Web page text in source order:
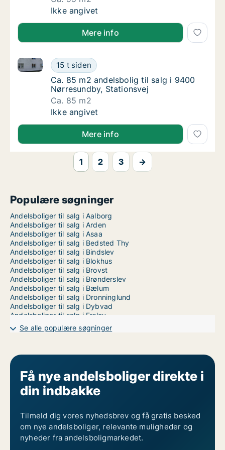
Ca. 95 m2 andelsbolig til salg i 9800
Ikke angivet
Mere info
Ca. 85 m2 andelsbolig til salg i 9400
15 t siden
Ca. 85 m2 andelsbolig til salg i 9400 Nørresundby,
Ca. 85 m2 andelsbolig til salg i 9400
Ca. 85 m2 andelsbolig til salg i 9400
Nørresundby, Stationsvej
Ca. 85 m2
Ca. 85 m2 andelsbolig til salg i 9400
Ikke angivet
Mere info
1 2 3 →
Populære søgninger
Andelsboliger til salg i Aalborg
Andelsboliger til salg i Arden
Andelsboliger til salg i Asaa
Andelsboliger til salg i Bedsted Thy
Andelsboliger til salg i Bindslev
Andelsboliger til salg i Blokhus
Andelsboliger til salg i Brovst
Andelsboliger til salg i Brønderslev
Andelsboliger til salg i Bælum
Andelsboliger til salg i Dronninglund
Andelsboliger til salg i Dybvad
Andelsboliger til salg i Erslev
Andelsboliger til salg i Farsø
Andelsboliger til salg i Fjerritslev
Andelsboliger til salg i Fårup
Andelsboliger til salg i Gandrup
Andelsboliger til salg i Gedsted
Andelsboliger til salg i Gistrup
Andelsboliger til salg i Hadsund
Andelsboliger til salg i Hanstholm
Andelsboliger til salg i Havndal
Andelsboliger til salg i Hirtshals
Andelsboliger til salg i Hjallerup
Se alle populære søgninger
Få nye andelsboliger direkte i
din indbakke
Tilmeld dig vores nyhedsbrev og få gratis besked
om nye andelsboliger, relevante muligheder og
nyheder fra andelsboligmarkedet.